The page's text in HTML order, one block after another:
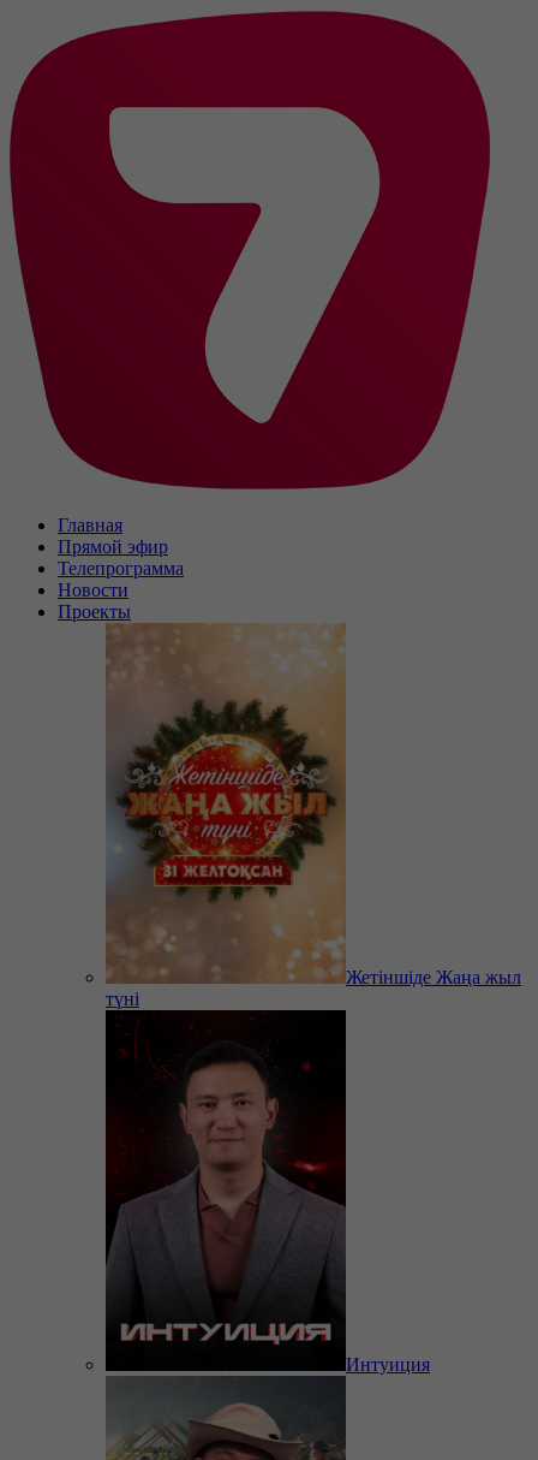
Главная
Прямой эфир
Телепрограмма
Новости
Проекты
Жетіншіде Жаңа жыл
түні
Интуиция